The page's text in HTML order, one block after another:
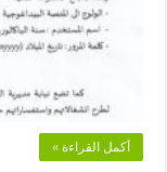
أكمل القراءة »